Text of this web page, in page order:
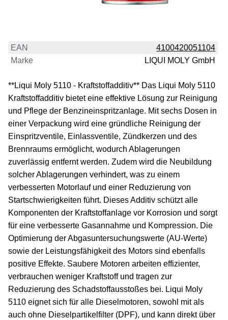
EAN
4100420051104
Marke
LIQUI MOLY GmbH
**Liqui Moly 5110 - Kraftstoffadditiv** Das Liqui Moly 5110
Kraftstoffadditiv bietet eine effektive Lösung zur Reinigung
und Pflege der Benzineinspritzanlage. Mit sechs Dosen in
einer Verpackung wird eine gründliche Reinigung der
Einspritzventile, Einlassventile, Zündkerzen und des
Brennraums ermöglicht, wodurch Ablagerungen
zuverlässig entfernt werden. Zudem wird die Neubildung
solcher Ablagerungen verhindert, was zu einem
verbesserten Motorlauf und einer Reduzierung von
Startschwierigkeiten führt. Dieses Additiv schützt alle
Komponenten der Kraftstoffanlage vor Korrosion und sorgt
für eine verbesserte Gasannahme und Kompression. Die
Optimierung der Abgasuntersuchungswerte (AU-Werte)
sowie der Leistungsfähigkeit des Motors sind ebenfalls
positive Effekte. Saubere Motoren arbeiten effizienter,
verbrauchen weniger Kraftstoff und tragen zur
Reduzierung des Schadstoffausstoßes bei. Liqui Moly
5110 eignet sich für alle Dieselmotoren, sowohl mit als
auch ohne Dieselpartikelfilter (DPF), und kann direkt über